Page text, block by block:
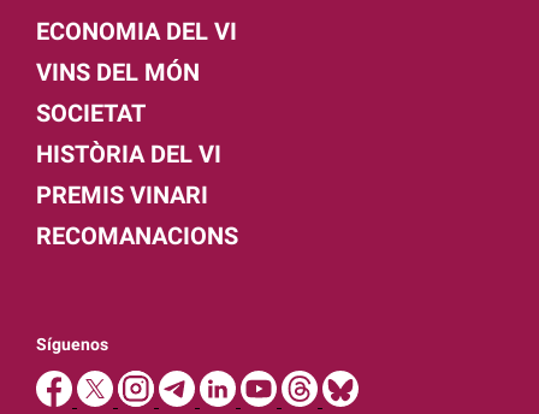
ECONOMIA DEL VI
VINS DEL MÓN
SOCIETAT
HISTÒRIA DEL VI
PREMIS VINARI
RECOMANACIONS
Síguenos